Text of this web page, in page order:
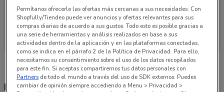
En este momento no hay ofertas vigentes
Distribuidores Baic más cercanas
Permítanos ofrecerle las ofertas más cercanas a sus necesidades: Con
Shopfully/Tiendeo puede ver anuncios y ofertas relevantes para sus
compras diarias de acuerdo a sus gustos. Todo esto es posible gracias a
una serie de herramientas y análisis realizados en base a sus
actividades dentro de la aplicación y en las plataformas conectadas,
como se indica en el párrafo 2 de la Política de Privacidad. Para ello,
necesitamos su consentimiento sobre el uso de los datos recopilados
para este fin. Si aceptas compartiremos tus datos personales con
Partners de todo el mundo a través del uso de SDK externos. Puedes
cambiar de opinión siempre accediendo a Menu > Privacidad >